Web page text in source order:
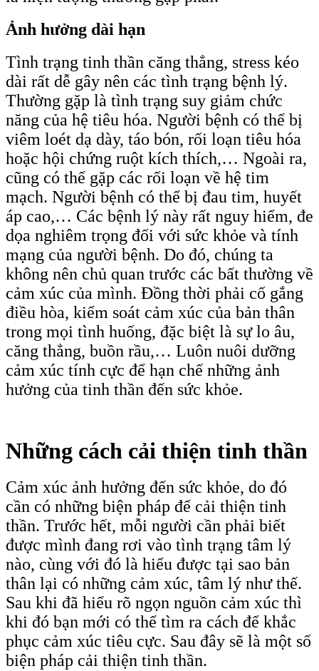
Ảnh hưởng dài hạn
Tình trạng tinh thần căng thẳng, stress kéo
dài rất dễ gây nên các tình trạng bệnh lý.
Thường gặp là tình trạng suy giảm chức
năng của hệ tiêu hóa. Người bệnh có thể bị
viêm loét dạ dày, táo bón, rối loạn tiêu hóa
hoặc hội chứng ruột kích thích,… Ngoài ra,
cũng có thể gặp các rối loạn về hệ tim
mạch. Người bệnh có thể bị đau tim, huyết
áp cao,… Các bệnh lý này rất nguy hiểm, đe
dọa nghiêm trọng đối với sức khỏe và tính
mạng của người bệnh. Do đó, chúng ta
không nên chủ quan trước các bất thường về
cảm xúc của mình. Đồng thời phải cố gắng
điều hòa, kiểm soát cảm xúc của bản thân
trong mọi tình huống, đặc biệt là sự lo âu,
căng thẳng, buồn rầu,… Luôn nuôi dưỡng
cảm xúc tính cực để hạn chế những ảnh
hưởng của tinh thần đến sức khỏe.
Những cách cải thiện tinh thần
Cảm xúc ảnh hưởng đến sức khỏe, do đó
cần có những biện pháp để cải thiện tinh
thần. Trước hết, mỗi người cần phải biết
được mình đang rơi vào tình trạng tâm lý
nào, cùng với đó là hiểu được tại sao bản
thân lại có những cảm xúc, tâm lý như thế.
Sau khi đã hiểu rõ ngọn nguồn cảm xúc thì
khi đó bạn mới có thể tìm ra cách để khắc
phục cảm xúc tiêu cực. Sau đây sẽ là một số
biện pháp cải thiện tinh thần.